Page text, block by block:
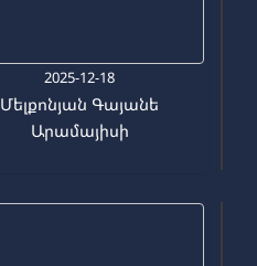
2025-12-18
Մելքոնյան Գայանե
Արամայիսի